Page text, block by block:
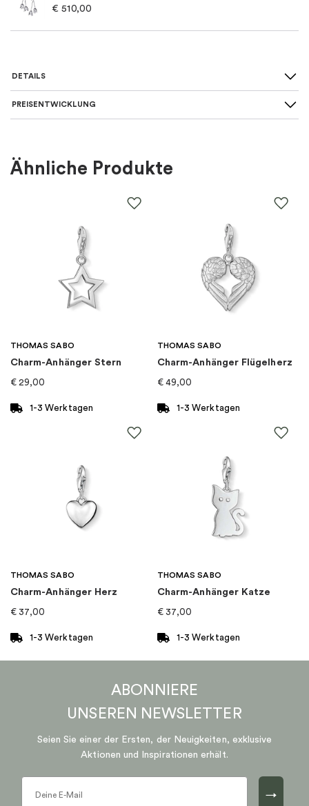
€ 510,00
DETAILS
Länge
Für wen : Damen
Silber
7332822443554
Marke: Efva Attling
Kategorie Halsketten
PREISENTWICKLUNG
Ähnliche Produkte
THOMAS SABO
Charm-Anhänger Stern
€ 29,00
1-3 Werktagen
THOMAS SABO
Charm-Anhänger Flügelherz
€ 49,00
1-3 Werktagen
THOMAS SABO
Charm-Anhänger Herz
€ 37,00
1-3 Werktagen
THOMAS SABO
Charm-Anhänger Katze
€ 37,00
1-3 Werktagen
ABONNIERE
UNSEREN NEWSLETTER
Seien Sie einer der Ersten, der Neuigkeiten, exklusive
Aktionen und Inspirationen erhält.
→